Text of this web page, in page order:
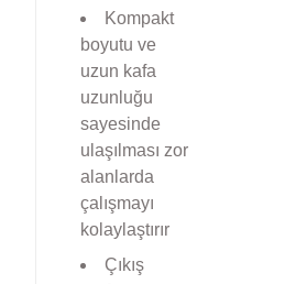
Kompakt
boyutu ve
uzun kafa
uzunluğu
sayesinde
ulaşılması zor
alanlarda
çalışmayı
kolaylaştırır
Çıkış